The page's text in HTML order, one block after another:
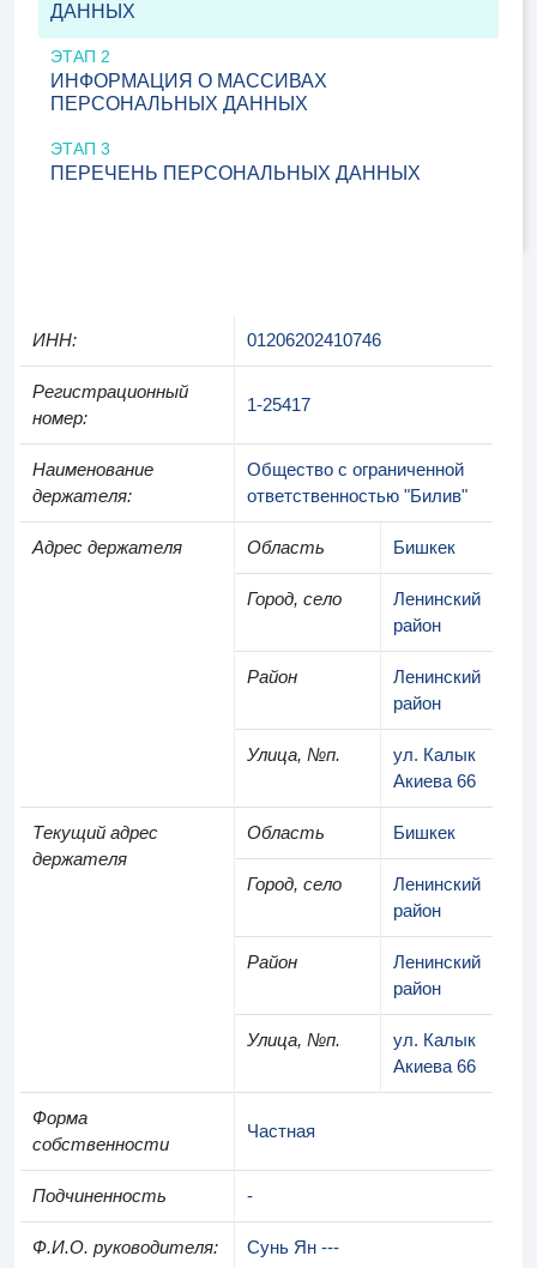
ДАННЫХ
ЭТАП 2
ИНФОРМАЦИЯ О МАССИВАХ
ПЕРСОНАЛЬНЫХ ДАННЫХ
ЭТАП 3
ПЕРЕЧЕНЬ ПЕРСОНАЛЬНЫХ ДАННЫХ
ИНН: 01206202410746
Регистрационный
номер:
1-25417
Наименование
держателя:
Общество с ограниченной
ответственностью "Билив"
Адрес держателя Область Бишкек
Город, село
Ленинский
район
Район
Ленинский
район
Улица, №п.
ул. Калык
Акиева 66
Текущий адрес
держателя
Область Бишкек
Город, село
Ленинский
район
Район
Ленинский
район
Улица, №п.
ул. Калык
Акиева 66
Форма
собственности
Частная
Подчиненность -
Ф.И.О. руководителя: Сунь Ян ---